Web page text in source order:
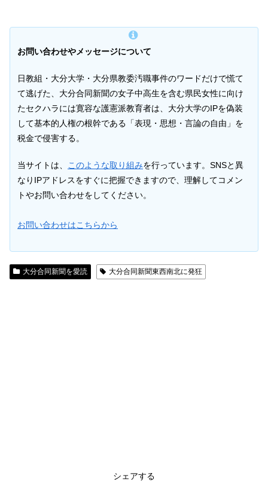
お問い合わせやメッセージについて
日教組・大分大学・大分県教委汚職事件のワードだけで慌て
て逃げた、大分合同新聞の女子中高生を含む県民女性に向け
たセクハラには寛容な護憲派教育者は、大分大学のIPを偽装
して基本的人権の根幹である「表現・思想・言論の自由」を
税金で侵害する。
当サイトは、 このような取り組みを行っています。SNSと異
なりIPアドレスをすぐに把握できますので、理解してコメン
トやお問い合わせをしてください。
お問い合わせはこちらから
大分合同新聞を愛読 大分合同新聞東西南北に発狂
シェアする